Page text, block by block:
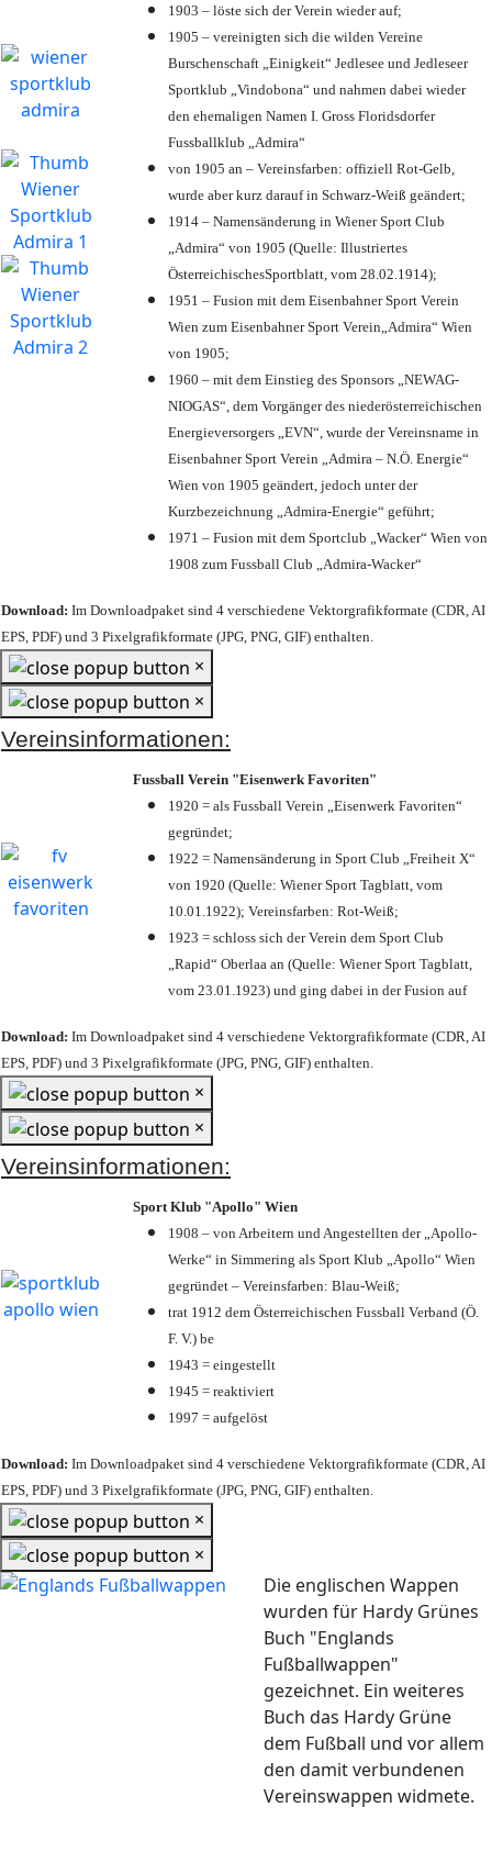
1903 – löste sich der Verein wieder auf;
1905 – vereinigten sich die wilden Vereine
Burschenschaft „Einigkeit“ Jedlesee und Jedleseer
Sportklub „Vindobona“ und nahmen dabei wieder
den ehemaligen Namen I. Gross Floridsdorfer
Fussballklub „Admira“
von 1905 an – Vereinsfarben: offiziell Rot-Gelb,
wurde aber kurz darauf in Schwarz-Weiß geändert;
1914 – Namensänderung in Wiener Sport Club
„Admira“ von 1905 (Quelle: Illustriertes
ÖsterreichischesSportblatt, vom 28.02.1914);
1951 – Fusion mit dem Eisenbahner Sport Verein
Wien zum Eisenbahner Sport Verein„Admira“ Wien
von 1905;
1960 – mit dem Einstieg des Sponsors „NEWAG-
NIOGAS“, dem Vorgänger des niederösterreichischen
Energieversorgers „EVN“, wurde der Vereinsname in
Eisenbahner Sport Verein „Admira – N.Ö. Energie“
Wien von 1905 geändert, jedoch unter der
Kurzbezeichnung „Admira-Energie“ geführt;
1971 – Fusion mit dem Sportclub „Wacker“ Wien von
1908 zum Fussball Club „Admira-Wacker“
Download: Im Downloadpaket sind 4 verschiedene Vektorgrafikformate (CDR, AI
EPS, PDF) und 3 Pixelgrafikformate (JPG, PNG, GIF) enthalten.
×
×
Vereinsinformationen:
Fussball Verein "Eisenwerk Favoriten"
1920 = als Fussball Verein „Eisenwerk Favoriten“
gegründet;
1922 = Namensänderung in Sport Club „Freiheit X“
von 1920 (Quelle: Wiener Sport Tagblatt, vom
10.01.1922); Vereinsfarben: Rot-Weiß;
1923 = schloss sich der Verein dem Sport Club
„Rapid“ Oberlaa an (Quelle: Wiener Sport Tagblatt,
vom 23.01.1923) und ging dabei in der Fusion auf
Download: Im Downloadpaket sind 4 verschiedene Vektorgrafikformate (CDR, AI
EPS, PDF) und 3 Pixelgrafikformate (JPG, PNG, GIF) enthalten.
×
×
Vereinsinformationen:
Sport Klub "Apollo" Wien
1908 – von Arbeitern und Angestellten der „Apollo-
Werke“ in Simmering als Sport Klub „Apollo“ Wien
gegründet – Vereinsfarben: Blau-Weiß;
trat 1912 dem Österreichischen Fussball Verband (Ö.
F. V.) be
1943 = eingestellt
1945 = reaktiviert
1997 = aufgelöst
Download: Im Downloadpaket sind 4 verschiedene Vektorgrafikformate (CDR, AI
EPS, PDF) und 3 Pixelgrafikformate (JPG, PNG, GIF) enthalten.
×
×
Die englischen Wappen
wurden für Hardy Grünes
Buch "Englands
Fußballwappen"
gezeichnet. Ein weiteres
Buch das Hardy Grüne
dem Fußball und vor allem
den damit verbundenen
Vereinswappen widmete.